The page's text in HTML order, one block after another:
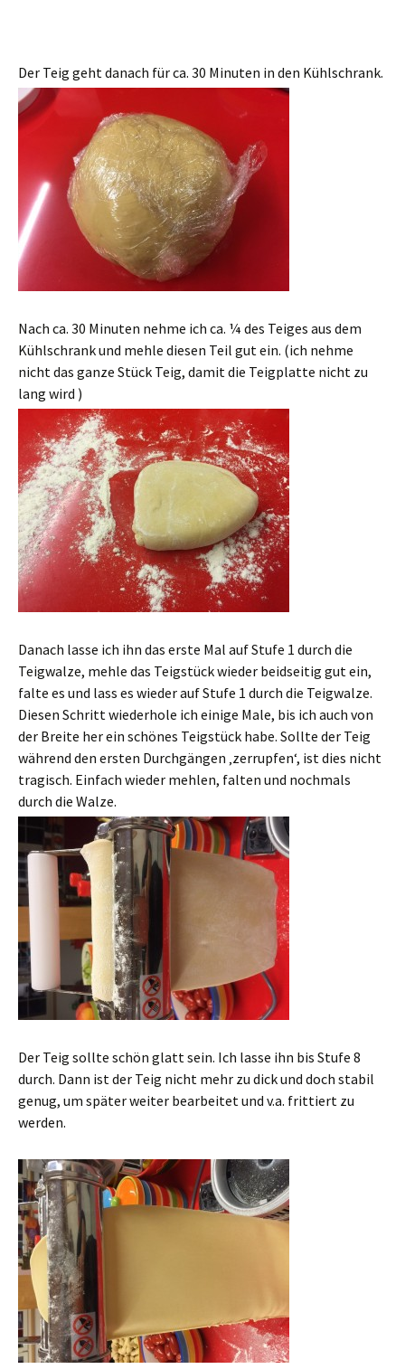
Der Teig geht danach für ca. 30 Minuten in den Kühlschrank.
Nach ca. 30 Minuten nehme ich ca. ¼ des Teiges aus dem
Kühlschrank und mehle diesen Teil gut ein. (ich nehme
nicht das ganze Stück Teig, damit die Teigplatte nicht zu
lang wird )
Danach lasse ich ihn das erste Mal auf Stufe 1 durch die
Teigwalze, mehle das Teigstück wieder beidseitig gut ein,
falte es und lass es wieder auf Stufe 1 durch die Teigwalze.
Diesen Schritt wiederhole ich einige Male, bis ich auch von
der Breite her ein schönes Teigstück habe. Sollte der Teig
während den ersten Durchgängen ‚zerrupfen‘, ist dies nicht
tragisch. Einfach wieder mehlen, falten und nochmals
durch die Walze.
Der Teig sollte schön glatt sein. Ich lasse ihn bis Stufe 8
durch. Dann ist der Teig nicht mehr zu dick und doch stabil
genug, um später weiter bearbeitet und v.a. frittiert zu
werden.